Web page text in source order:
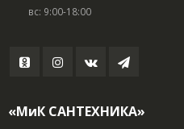
вс: 9:00-18:00
«МиК САНТЕХНИКА»